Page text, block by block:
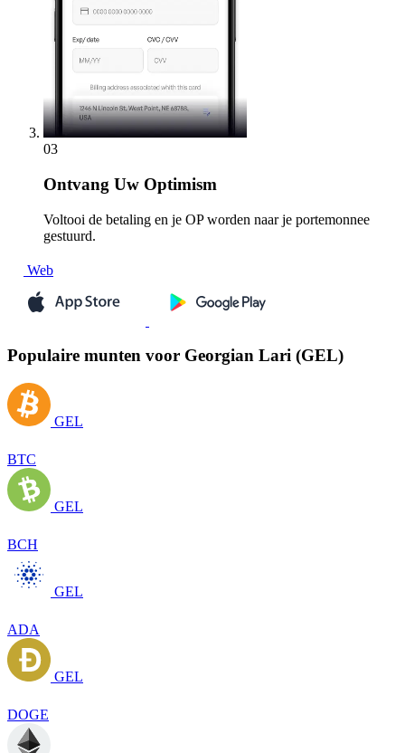
03
Ontvang Uw Optimism
Voltooi de betaling en je OP worden naar je portemonnee
gestuurd.
Web
Populaire munten voor Georgian Lari (GEL)
GEL
BTC
GEL
BCH
GEL
ADA
GEL
DOGE